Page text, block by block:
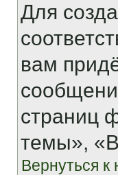
Для
вам
страниц
темы»,
Вернуться к